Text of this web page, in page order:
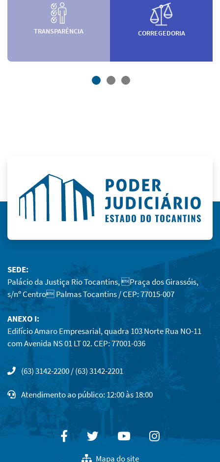
TRANSPARÊNCIA CORREGEDORIA
SEDE:
Palácio da Justiça Rio Tocantins, Praça dos Girassóis,
s/nº Centro Palmas Tocantins / CEP: 77015-007
ANEXO I:
Edifício Amaro Empresarial, quadra 103 Norte Rua NO-11
com Avenida NS 01 LT 02. CEP: 77001-036
(63) 3142-2200 / (63) 3142-2201
Atendimento ao público: 12:00 às 18:00
FacebookTwitterYoutubeInstagram
Mapa do site